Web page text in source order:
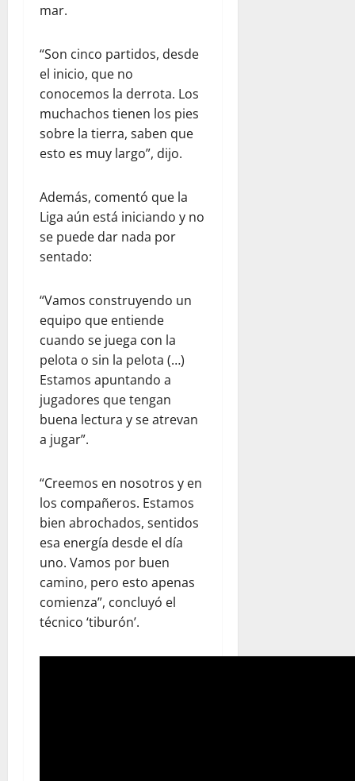
mar.
“Son cinco partidos, desde
el inicio, que no
conocemos la derrota. Los
muchachos tienen los pies
sobre la tierra, saben que
esto es muy largo”, dijo.
Además, comentó que la
Liga aún está iniciando y no
se puede dar nada por
sentado:
“Vamos construyendo un
equipo que entiende
cuando se juega con la
pelota o sin la pelota (…)
Estamos apuntando a
jugadores que tengan
buena lectura y se atrevan
a jugar”.
“Creemos en nosotros y en
los compañeros. Estamos
bien abrochados, sentidos
esa energía desde el día
uno. Vamos por buen
camino, pero esto apenas
comienza”, concluyó el
técnico ‘tiburón’.